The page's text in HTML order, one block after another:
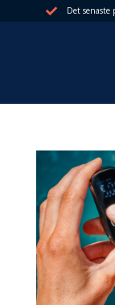
 Det senaste